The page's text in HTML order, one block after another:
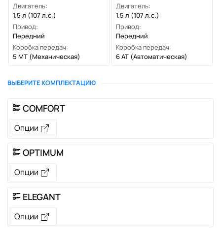
Двигатель:
1.5 л (107 л.с.)
Привод:
Передний
Коробка передач:
5 MT (Механическая)
Двигатель:
1.5 л (107 л.с.)
Привод:
Передний
Коробка передач:
6 AT (Автоматическая)
ВЫБЕРИТЕ КОМПЛЕКТАЦИЮ
COMFORT
Опции
OPTIMUM
Опции
ELEGANT
Опции